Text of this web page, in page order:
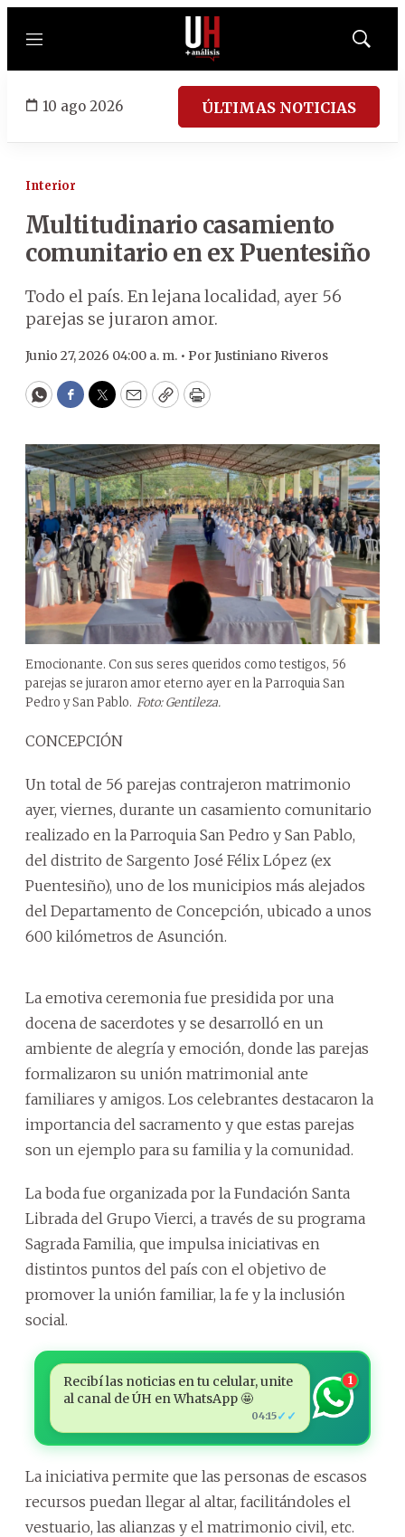
Menú
Mostrar
10 ago 2026 ÚLTIMAS NOTICIAS
Interior
Multitudinario casamiento
comunitario en ex Puentesiño
Todo el país. En lejana localidad, ayer 56
parejas se juraron amor.
Junio 27, 2026 04:00 a. m. • PorJustiniano Riveros
WhatsApp
Facebook
Twitter
EmailCopyPrint
Emocionante. Con sus seres queridos como testigos, 56
parejas se juraron amor eterno ayer en la Parroquia San
Pedro y San Pablo. Foto: Gentileza.
CONCEPCIÓN
Un total de 56 parejas contrajeron matrimonio
ayer, viernes, durante un casamiento comunitario
realizado en la Parroquia San Pedro y San Pablo,
del distrito de Sargento José Félix López (ex
Puentesiño), uno de los municipios más alejados
del Departamento de Concepción, ubicado a unos
600 kilómetros de Asunción.
La emotiva ceremonia fue presidida por una
docena de sacerdotes y se desarrolló en un
ambiente de alegría y emoción, donde las parejas
formalizaron su unión matrimonial ante
familiares y amigos. Los celebrantes destacaron la
importancia del sacramento y que estas parejas
son un ejemplo para su familia y la comunidad.
La boda fue organizada por la Fundación Santa
Librada del Grupo Vierci, a través de su programa
Sagrada Familia, que impulsa iniciativas en
distintos puntos del país con el objetivo de
promover la unión familiar, la fe y la inclusión
social.
Recibí las noticias en tu celular, unite
al canal de ÚH en WhatsApp 🤩
04:15✓✓
1
La iniciativa permite que las personas de escasos
recursos puedan llegar al altar, facilitándoles el
vestuario, las alianzas y el matrimonio civil, etc.